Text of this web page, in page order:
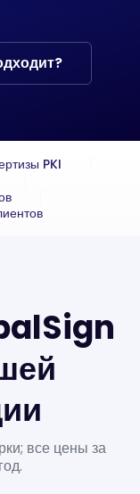
PKI
все цены за